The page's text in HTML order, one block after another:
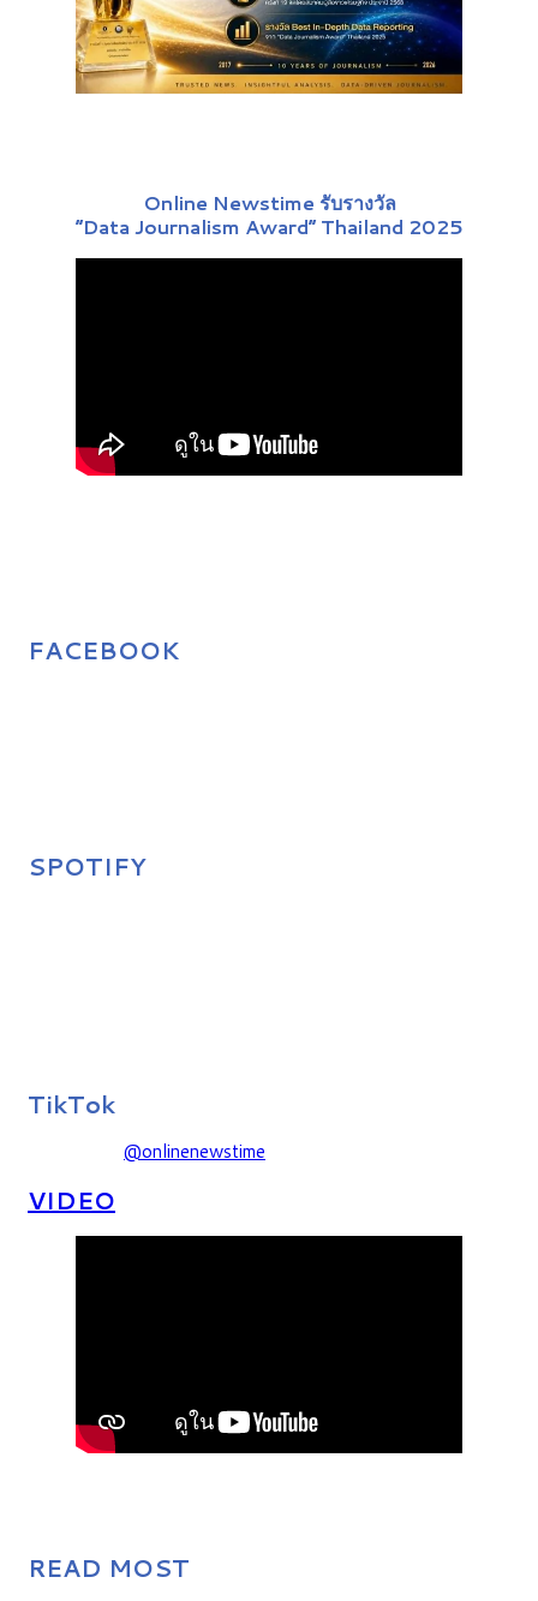
Online Newstime รับรางวัล
“Data Journalism Award” Thailand 2025
FACEBOOK
SPOTIFY
TikTok
@onlinenewstime
VIDEO
READ MOST